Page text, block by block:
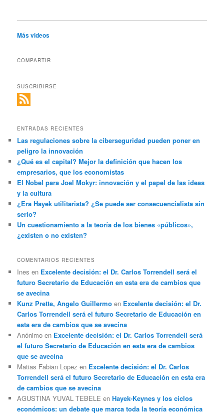
Más videos
COMPARTIR
SUSCRIBIRSE
ENTRADAS RECIENTES
Las regulaciones sobre la ciberseguridad pueden poner en
peligro la innovación
¿Qué es el capital? Mejor la definición que hacen los
empresarios, que los economistas
El Nobel para Joel Mokyr: innovación y el papel de las ideas
y la cultura
¿Era Hayek utilitarista? ¿Se puede ser consecuencialista sin
serlo?
Un cuestionamiento a la teoría de los bienes «públicos»,
¿existen o no existen?
COMENTARIOS RECIENTES
Ines en Excelente decisión: el Dr. Carlos Torrendell será el
futuro Secretario de Educación en esta era de cambios que
se avecina
Kunz Prette, Angelo Guillermo en Excelente decisión: el Dr.
Carlos Torrendell será el futuro Secretario de Educación en
esta era de cambios que se avecina
Anónimo en Excelente decisión: el Dr. Carlos Torrendell será
el futuro Secretario de Educación en esta era de cambios
que se avecina
Matias Fabian Lopez en Excelente decisión: el Dr. Carlos
Torrendell será el futuro Secretario de Educación en esta era
de cambios que se avecina
AGUSTINA YUVAL TEBELE enHayek-Keynes y los ciclos
económicos: un debate que marca toda la teoría económica